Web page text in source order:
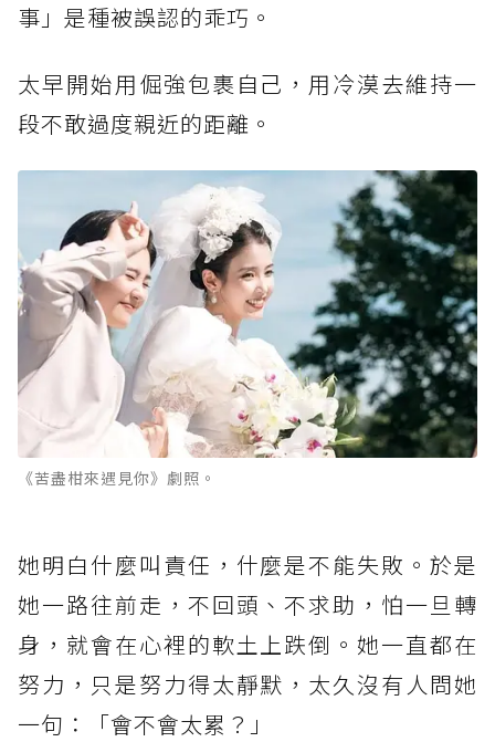
事」是種被誤認的乖巧。
太早開始用倔強包裹自己，用冷漠去維持一
段不敢過度親近的距離。
《苦盡柑來遇見你》劇照。
她明白什麼叫責任，什麼是不能失敗。於是
她一路往前走，不回頭、不求助，怕一旦轉
身，就會在心裡的軟土上跌倒。她一直都在
努力，只是努力得太靜默，太久沒有人問她
一句：「會不會太累？」